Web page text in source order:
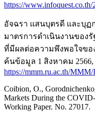
https://www.infoquest.co.th/
อัจฉรา แสนบุตรดี และบุฏ
มาตรการดำเนินงานของ
ที่มีผลต่อความพึงพอใจขอ
ค้นข้อมูล 1 สิงหาคม 2566,
https://mmm.ru.ac.th/
Coibion, O.,
Markets During the
Working Paper. No. 27017.